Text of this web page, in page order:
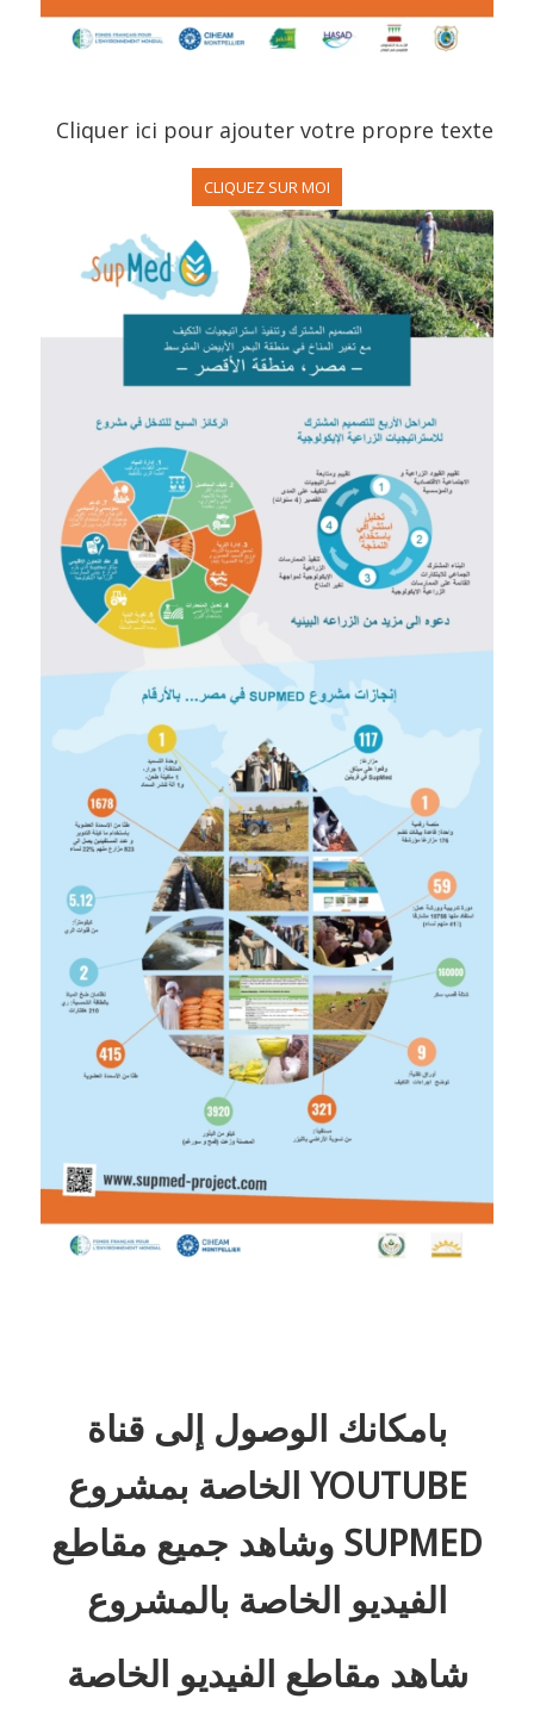
Cliquer ici pour ajouter votre propre texte
CLIQUEZ SUR MOI
بامكانك الوصول إلى قناة
YOUTUBE الخاصة بمشروع
SUPMED وشاهد جميع مقاطع
الفيديو الخاصة بالمشروع
شاهد مقاطع الفيديو الخاصة